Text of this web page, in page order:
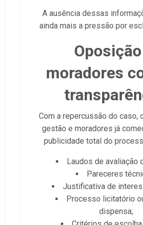
A ausência dessas
ainda mais a pressão por
moradores
Com a repercussão do caso,
gestão e moradores já
publicidade total do
Laudos de avaliação
Pareceres
Justificativa de
Processo licitatório
dispensa;